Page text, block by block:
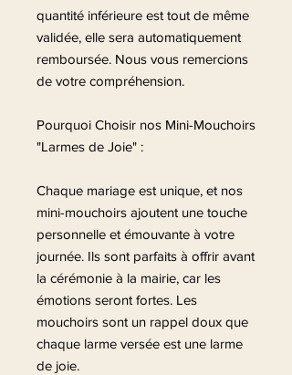
quantité inférieure est tout de même
validée, elle sera automatiquement
remboursée. Nous vous remercions
de votre compréhension.
Pourquoi Choisir nos Mini-Mouchoirs
"Larmes de Joie" :
Chaque mariage est unique, et nos
mini-mouchoirs ajoutent une touche
personnelle et émouvante à votre
journée. Ils sont parfaits à offrir avant
la cérémonie à la mairie, car les
émotions seront fortes. Les
mouchoirs sont un rappel doux que
chaque larme versée est une larme
de joie.